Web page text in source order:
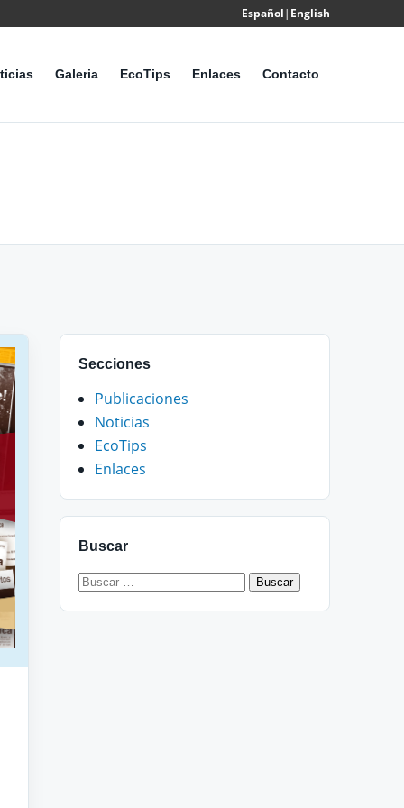
Español| English
Galeria EcoTips Enlaces Contacto
Secciones
Publicaciones
Noticias
EcoTips
Enlaces
Buscar
Buscar: